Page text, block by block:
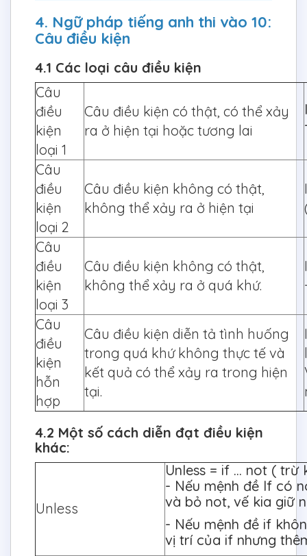
4. Ngữ pháp tiếng anh thi vào 10:
Câu điều kiện
4.1 Các loại câu điều kiện
Câu
điều
kiện
loại 1
Câu điều kiện có thật, có thể xảy
ra ở hiện tại hoặc tương lai
Câu
điều
kiện
loại 2
Câu điều kiện không có thật,
không thể xảy ra ở hiện tại
Câu
điều
kiện
loại 3
Câu điều kiện không có thật,
không thể xảy ra ở quá khứ.
Câu
điều
kiện
hỗn
hợp
Câu điều kiện diễn tả tình huống
trong quá khứ không thực tế và
kết quả có thể xảy ra trong hiện
tại.
4.2 Một số cách diễn đạt điều kiện
khác:
Unless
Unless = if ... not ( trừ
- Nếu mệnh đề If có
và bỏ not, vế kia giữ
- Nếu mệnh đề if
vị trí của if nhưng